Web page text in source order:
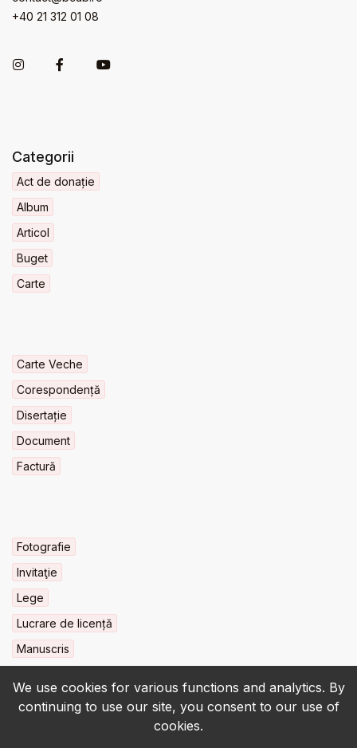
We use cookies for various functions and analytics. By
continuing to use our site, you consent to our use of
cookies.
+40 21 312 01 08
Categorii
Act de donație
Album
Articol
Buget
Carte
Carte Veche
Corespondență
Disertație
Document
Factură
Fotografie
Invitaţie
Lege
Lucrare de licență
Manuscris